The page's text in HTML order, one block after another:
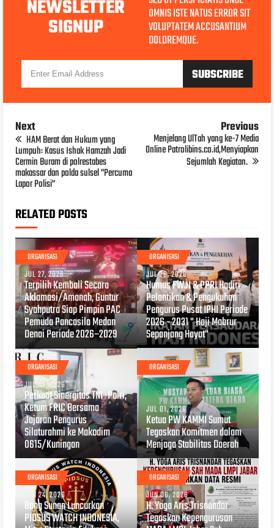
NEWSLETTER
SIGNUP
OMNIS ISTE NATUS ERROR SIT
VOLUPTATEM ACCUSANTIUM
DOLOREMQUE.
Next
HAM Berat dan Hukum yang
Lumpuh: Kasus Ishak Hamzah Jadi
Cermin Buram di polrestabes
makassar dan polda sulsel "Percuma
Lapor Polisi"
Previous
Menjelang UlTah yang ke-7 Media
Online Patrolibins.co.id,Menyiapkan
Sejumlah Kegiatan.
RELATED POSTS
ORGANISASI
JUL 27, 2026
Terpilih Kembali Secara
Aklamasi/Amanah, Guntur
Syahputra Siap Pimpin PAC
Pemuda Pancasila Medan
Denai Periode 2026–2029
ORGANISASI
JUL 26, 2026
Humas FWJI & PPRI Hadiri
Pelantikan & Pengukuhan
Pengurus Pusat IPHI Periode
2026 - 2031 " Haji Mabrur
Sepanjang Hayat"
ORGANISASI
JUL 03, 2026
Perkuat Sinergitas TNI–Polri,
Ketum FRIC Bersama
Jajaran Pengurus
Silaturahmi ke Makodim
0615/Kuningan
ORGANISASI
JUL 01, 2026
Ketua PW KAMMI Sumut
Tegaskan Komitmen dalam
Menjaga Stabilitas Daerah
ORGANISASI
JUN 24, 2026
Bang Sunan Luncurkan
PIDSUS WATCH INDONESIA,
ORGANISASI
JUN 06, 2026
H. Yoga Aris Trisnandar
Tegaskan Kepengurusan